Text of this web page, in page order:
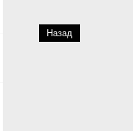
Назад